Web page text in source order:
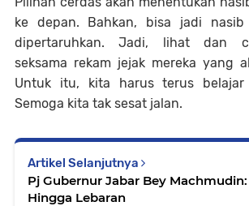
ke depan. Bahkan, bisa jadi
dipertaruhkan. Jadi, lihat dan
seksama rekam jejak mereka yang
Untuk itu, kita harus terus belajar
Semoga kita tak sesat jalan.
Artikel Selanjutnya
Pj Gubernur Jabar Bey
Hingga Lebaran